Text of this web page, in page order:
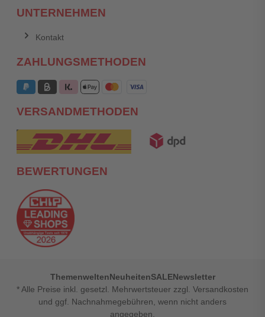
UNTERNEHMEN
Kontakt
ZAHLUNGSMETHODEN
VERSANDMETHODEN
BEWERTUNGEN
ThemenweltenNeuheitenSALENewsletter
* Alle Preise inkl. gesetzl. Mehrwertsteuer zzgl. Versandkosten
und ggf. Nachnahmegebühren, wenn nicht anders
angegeben.